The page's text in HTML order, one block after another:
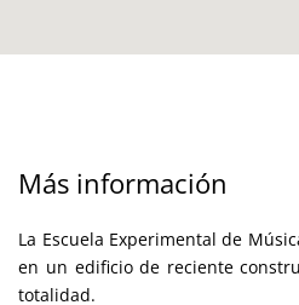
Más información
La Escuela Experimental de
en un edificio de reciente
totalidad.